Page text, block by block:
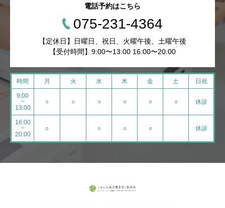
電話予約はこちら
075-231-4364
【定休日】日曜日、祝日、火曜午後、土曜午後
【受付時間】9:00〜13:00 16:00〜20:00
時間 月 火 水 木 金 土 日祝
9:00
~
13:00
○ ○ ○ ○ ○ ○ 休診
16:00
~
20:00
○ ○ ○ ○ 休診